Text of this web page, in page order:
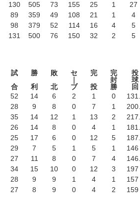
130 505 73 155 25 1 27
89 359 49 108 21 1 4
98 379 52 114 16 4 5
131 500 76 150 32 2 5
試
合
勝
利
敗
北
セ
ブ
完
投
完
封
勝
投
球
回
52 14 6 2 1 0 131
28 9 8 0 7 1 200
35 14 12 1 13 2 217
26 14 8 0 4 1 181
25 17 6 0 12 5 187
29 7 5 1 5 1 146
27 11 8 0 7 4 146
34 15 10 0 12 3 197
28 9 9 1 4 1 157
27 8 9 0 4 2 159